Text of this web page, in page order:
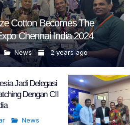
Cotton Becomes The
Chennai India 2024
News 2 years ago
Jadi Delegasi
Dengan CII
News